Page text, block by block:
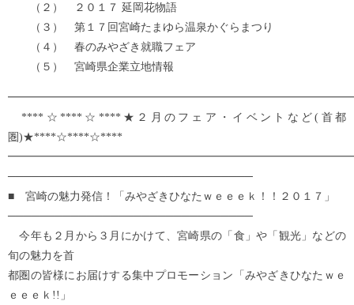
（２） ２０１７ 延岡花物語
（３） 第１７回宮崎たまゆら温泉かぐらまつり
（４） 春のみやざき就職フェア
（５） 宮崎県企業立地情報
****☆****☆****★２月のフェア・イベントなど(首都
圏)★****☆****☆****
───────────────────────────────
■ 宮崎の魅力発信！「みやざきひなたｗｅｅｅｋ！！２０１７」
───────────────────────────────
今年も２月から３月にかけて、宮崎県の「食」や「観光」などの
旬の魅力を首
都圏の皆様にお届けする集中プロモーション「みやざきひなたｗｅ
ｅｅｅｋ!!」